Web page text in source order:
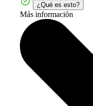
¿Qué es esto?
Más información